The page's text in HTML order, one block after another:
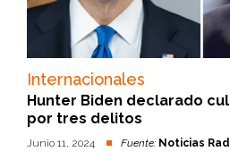
Internacionales
Hunter Biden declarado
por tres delitos
Junio 11, 2024 Fuente: Noticias